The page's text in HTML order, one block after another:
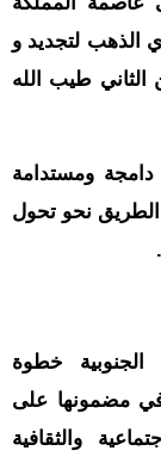
الذهب لتجديد و
الثاني طيب الله
دامجة ومستدامة
نحو تحول
الجنوبية خطوة
في مضمونها على
والثقافية